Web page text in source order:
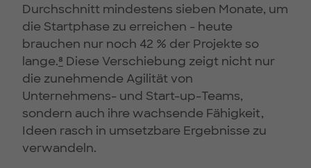
Durchschnitt mindestens sieben Monate, um
die Startphase zu erreichen - heute
brauchen nur noch 42 % der Projekte so
lange.⁸ Diese Verschiebung zeigt nicht nur
die zunehmende Agilität von
Unternehmens- und Start-up-Teams,
sondern auch ihre wachsende Fähigkeit,
Ideen rasch in umsetzbare Ergebnisse zu
verwandeln.